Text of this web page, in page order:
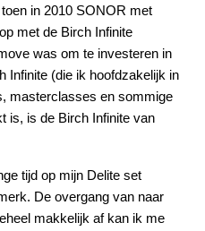
in 2010 SONOR met
met de Birch Infinite
was om te investeren in
Infinite (die ik hoofdzakelijk in
masterclasses en sommige
is, is de Birch Infinite van
tijd op mijn Delite set
De overgang van naar
makkelijk af kan ik me